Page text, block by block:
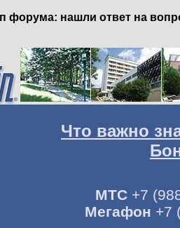
форума: нашли ответ на
Что важно
МТС+7
Мегафон +7